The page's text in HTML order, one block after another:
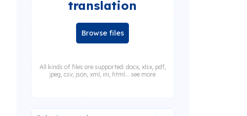
translation
Browse files
All kinds of files are supported: docx, xlsx, pdf,
jpeg, csv, json, xml, ini, html... see more